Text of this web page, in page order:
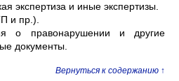
экспертиза и иные экспертизы.
и пр.).
о правонарушении и другие
документы.
Вернуться к содержанию ↑